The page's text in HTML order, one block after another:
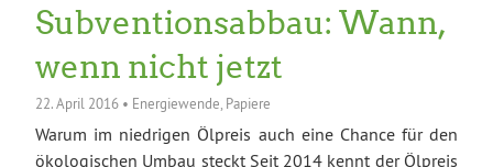
Subventionsabbau: Wann,
wenn nicht jetzt
22. April 2016 • Energiewende Papiere
Warum im niedrigen Ölpreis auch eine Chance für den
ökologischen Umbau steckt Seit 2014 kennt der Ölpreis